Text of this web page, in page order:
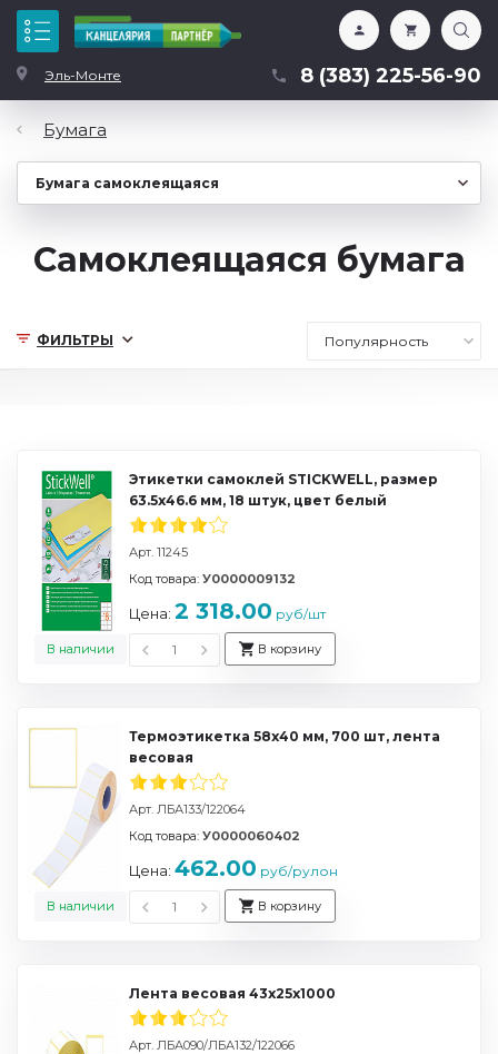
Эль-Монте 8 (383) 225-56-90
Каталог
ФИЛЬТРЫ
Бумага
Самоклеящаяся бумага
Этикетки самоклей STICKWELL, размер
63.5х46.6 мм, 18 штук, цвет белый
Арт. 11245
В наличии
Код товара: У0000009132
Цена: 2 318.00 руб/шт
В корзину
Термоэтикетка 58х40 мм, 700 шт, лента
весовая
Арт. ЛБА133/122064
В наличии
Код товара: У0000060402
Цена: 462.00 руб/рулон
В корзину
Лента весовая 43х25х1000
Арт. ЛБА090/ЛБА132/122066